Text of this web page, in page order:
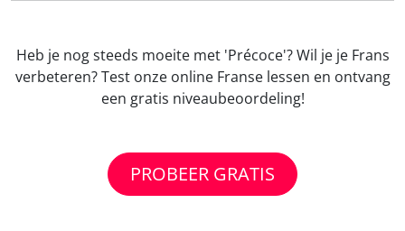
Heb je nog steeds moeite met 'Précoce'? Wil je je Frans
verbeteren? Test onze online Franse lessen en ontvang
een gratis niveaubeoordeling!
PROBEER GRATIS